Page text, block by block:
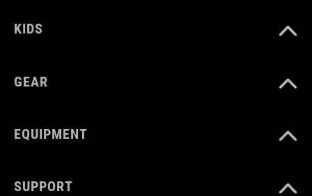
KIDS
GEAR
EQUIPMENT
SUPPORT